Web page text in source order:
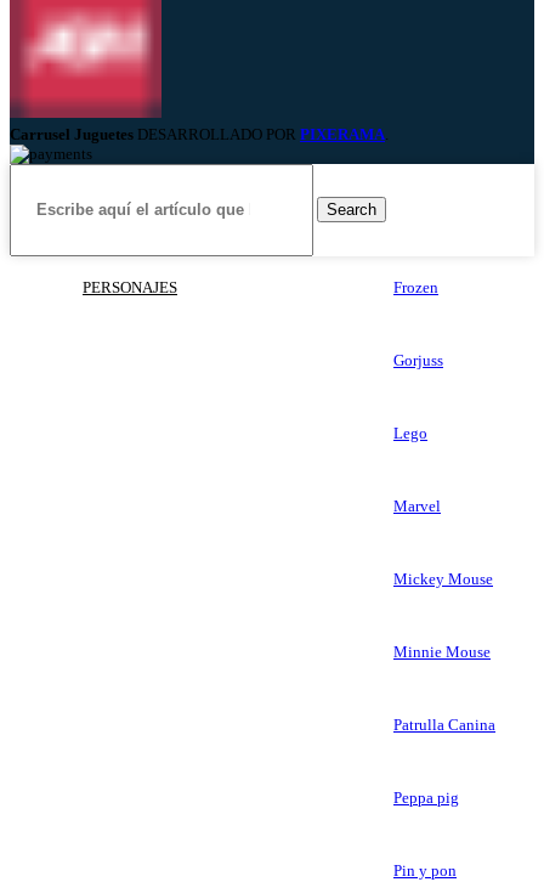
Carrusel Juguetes DESARROLLADO POR PIXERAMA
Search
PERSONAJES Frozen
Gorjuss
Lego
Marvel
Mickey Mouse
Minnie Mouse
Patrulla Canina
Peppa pig
Pin y pon